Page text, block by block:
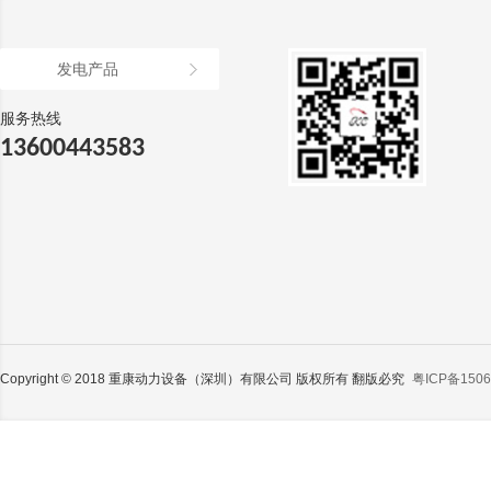
发电产品
服务热线
13600443583
Copyright © 2018 重康动力设备（深圳）有限公司 版权所有 翻版必究 粤ICP备